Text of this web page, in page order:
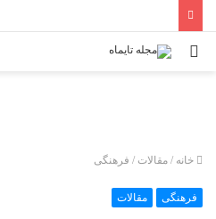
جستجو
خانه / مقالات / فرهنگی
فرهنگی مقالات